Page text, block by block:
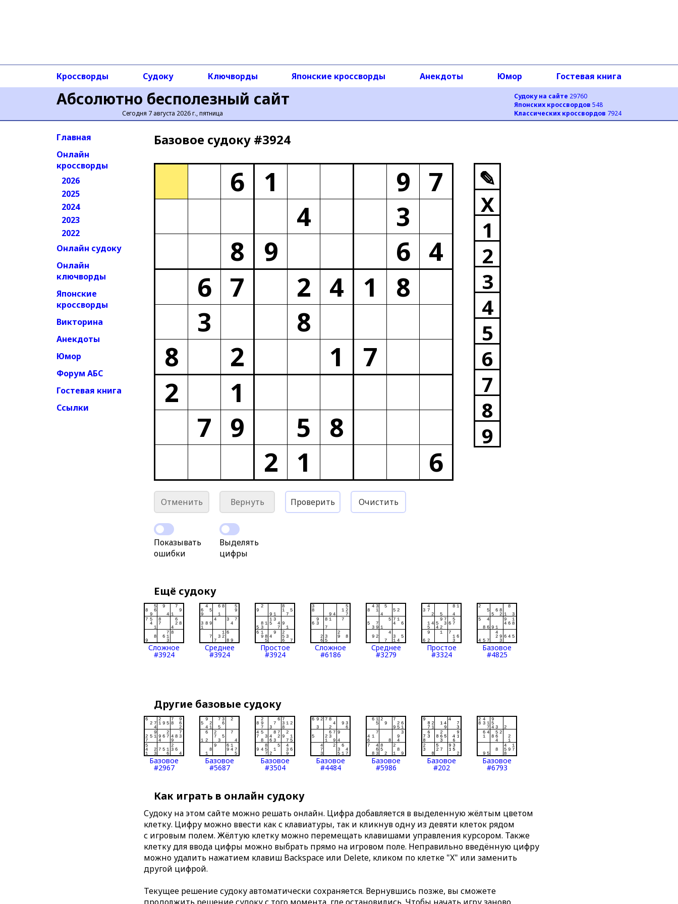
Абсолютно бесполезный сайт
Сегодня 7 августа 2026 г., пятница
Судоку на сайте 29760
Японских кроссвордов 548
Классических кроссвордов 7924
Кроссворды Судоку Ключворды Японские кроссворды Анекдоты Юмор Гостевая книга
Главная
Онлайн
кроссворды
2026
2025
2024
2023
2022
Онлайн судоку
Онлайн
ключворды
Японские
кроссворды
Викторина
Анекдоты
Юмор
Форум АБС
Гостевая книга
Ссылки
Базовое cудоку #3924
6 1 9 7
4
3
8
9 6 4
6 7 2 4 1
8
3
8
8
2 1
7
2
1
7 9 5
8
2
1 6
✎
X
1
2
3
4
5
6
7
8
9
Отменить Вернуть Проверить Очистить
Показывать
ошибки
Выделять
цифры
Ещё судоку
Сложное
#3924
Среднее
#3924
Простое
#3924
Сложное
#6186
Среднее
#3279
Простое
#3324
Базовое
#4825
Другие базовые судоку
Базовое
#2967
Базовое
#5687
Базовое
#3504
Базовое
#4484
Базовое
#5986
Базовое
#202
Базовое
#6793
Как играть в онлайн судоку
Судоку на этом сайте можно решать онлайн. Цифра добавляется в выделенную жёлтым цветом
клетку. Цифру можно ввести как с клавиатуры, так и кликнув одну из девяти клеток рядом
с игровым полем. Жёлтую клетку можно перемещать клавишами управления курсором. Также
клетку для ввода цифры можно выбрать прямо на игровом поле. Неправильно введённую цифру
можно удалить нажатием клавиш Backspace или Delete, кликом по клетке "X" или заменить
другой цифрой.
Текущее решение судоку автоматически сохраняется. Вернувшись позже, вы сможете